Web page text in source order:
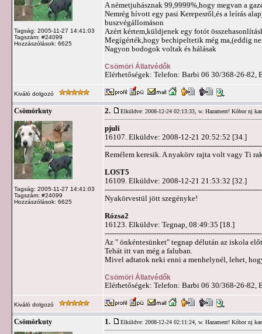
Tagság: 2005-11-27 14:41:03
Tagszám: #24099
Hozzászólások: 6625
A németjuhásznak 99,9999%,hogy megvan a
Nemrég hívott egy pasi Kerepesről,és a leírás
buszvégállomáson
Azért kértem,küldjenek egy fotót
Megígérték,hogy bechipeltetik még ma,(eddig
Nagyon bodogok voltak és hálásak
Csömöri Állatvédők
Elérhetőségek: Telefon: Barbi 06 30/368-26-82,
Kiváló dolgozó
Csömörkuty
Tagság: 2005-11-27 14:41:03
Tagszám: #24099
Hozzászólások: 6625
2. Elküldve: 2008-12-24 02:13:33, w. Hazament! Kóbor nj
pjuli
16107. Elküldve: 2008-12-21 20:52:52 [34.]
Remélem keresik. A nyakörv rajta volt vagy Ti
LOST5
16109. Elküldve: 2008-12-21 21:53:32 [32.]
Nyakörvestül jött szegényke!
Rózsa2
16123. Elküldve: Tegnap, 08:49:35 [18.]
Az " önkéntesünket" tegnap délután az iskola
Tehát itt van még a faluban.
Mivel adtatok neki enni a menhelynél, lehet,
Csömöri Állatvédők
Elérhetőségek: Telefon: Barbi 06 30/368-26-82,
Kiváló dolgozó
Csömörkuty 1. Elküldve: 2008-12-24 02:11:24, w. Hazament! Kóbor nj